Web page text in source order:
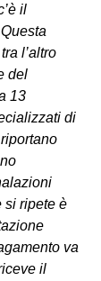
il
l’altro
del
13
di
si ripete è
va
il